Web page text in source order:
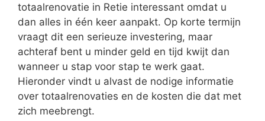
totaalrenovatie in Retie interessant omdat u
dan alles in één keer aanpakt. Op korte termijn
vraagt dit een serieuze investering, maar
achteraf bent u minder geld en tijd kwijt dan
wanneer u stap voor stap te werk gaat.
Hieronder vindt u alvast de nodige informatie
over totaalrenovaties en de kosten die dat met
zich meebrengt.